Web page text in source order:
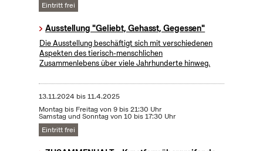
Eintritt frei
Ausstellung "Geliebt, Gehasst, Gegessen"
Die Ausstellung beschäftigt sich mit verschiedenen
Aspekten des tierisch-menschlichen
Zusammenlebens über viele Jahrhunderte hinweg.
13.11.2024 bis11.4.2025
Montag bis Freitag von 9 bis 21:30 Uhr
Samstag und Sonntag von 10 bis 17:30 Uhr
Eintritt frei